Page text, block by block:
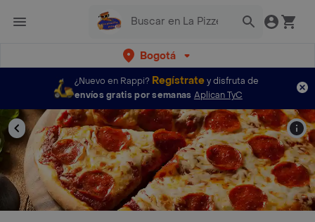
Bogotá
¿Nuevo en Rappi? Regístratey disfruta de
envíos gratis por semanas Aplican TyC